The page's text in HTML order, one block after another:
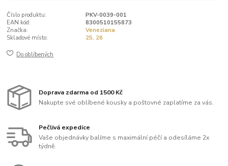
Číslo produktu:
PKV-0039-001
EAN kód:
8300510155873
Značka:
Veneziana
Skladové místo:
25, 26
Do oblíbených
Doprava zdarma od 1500 Kč
Nakupte své oblíbené kousky a poštovné zaplatíme za vás.
Pečlivá expedice
Vaše objednávky balíme s maximální péčí a odesíláme 2x
týdně.